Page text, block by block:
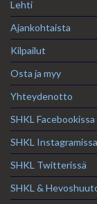
Lehti
Ajankohtaista
Kilpailut
Osta ja myy
Yhteydenotto
SHKL Facebookissa
SHKL Instagramissa
SHKL Twitterissä
SHKL &